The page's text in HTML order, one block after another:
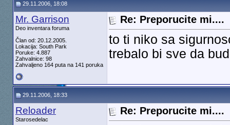
29.11.2006, 18:08
Mr. Garrison
Deo inventara foruma
Član od: 20.12.2005.
Lokacija: South Park
Poruke: 4.887
Zahvalnice: 98
Zahvaljeno 164 puta na 141 poruka
Re: Preporucite mi....
to ti niko sa
trebalo bi sve da
29.11.2006, 18:33
Reloader
Starosedelac
Re: Preporucite mi....